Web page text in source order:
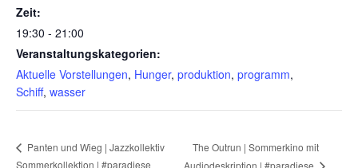
Zeit:
19:30 - 21:00
Veranstaltungskategorien:
Aktuelle Vorstellungen, Hunger, produktion, programm,
Schiff, wasser
Panten und Wieg | Jazzkollektiv
Sommerkollektion | #paradiese
The Outrun | Sommerkino mit
Audiodeskription | #paradiese